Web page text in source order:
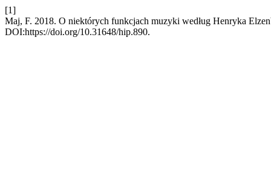
[1]
Maj, F. 2018. O niektórych funkcjach muzyki według Henryka
DOI:https://doi.org/10.31648/hip.890.